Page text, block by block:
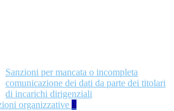
Sanzioni per mancata o incompleta
comunicazione dei dati da parte dei titolari
di incarichi dirigenziali
organizzative 1